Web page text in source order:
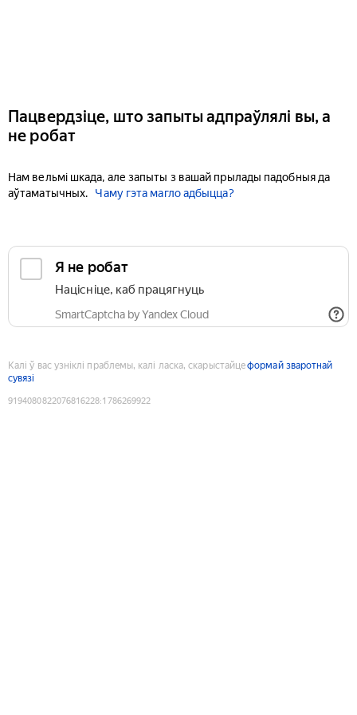
Пацвердзіце, што запыты адпраўлялі вы, а
не робат
Нам вельмі шкада, але запыты з вашай прылады падобныя да
аўтаматычных.
Чаму гэта магло адбыцца?
Я не робат
Націсніце, каб працягнуць
SmartCaptcha by Yandex Cloud
Калі ў вас узніклі праблемы, калі ласка, скарыстайцеформай зваротнай
сувязі
9194080822076816228:1786269922